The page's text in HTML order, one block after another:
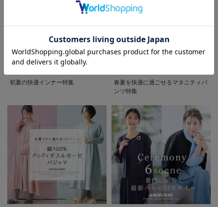
初夏の快適インナー特集
春夏を快適に過ごせるマタニティパ
ンツ特集
お気に入り商品を確認する